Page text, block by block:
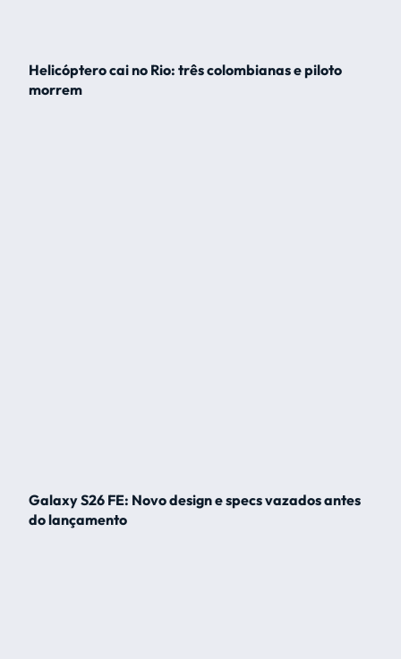
Helicóptero cai no Rio: três colombianas e piloto
morrem
Galaxy S26 FE: Novo design e specs vazados antes
do lançamento